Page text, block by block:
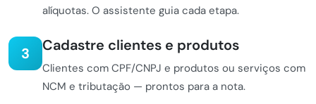
alíquotas. O assistente guia cada etapa.
3 Cadastre clientes e produtos
Clientes com CPF/CNPJ e produtos ou serviços com
NCM e tributação — prontos para a nota.